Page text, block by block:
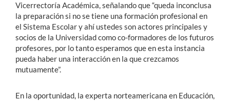
Vicerrectoría Académica, señalando que “queda inconclusa
la preparación si no se tiene una formación profesional en
el Sistema Escolar y ahí ustedes son actores principales y
socios de la Universidad como co-formadores de los futuros
profesores, por lo tanto esperamos que en esta instancia
pueda haber una interacción en la que crezcamos
mutuamente”.
En la oportunidad, la experta norteamericana en Educación,